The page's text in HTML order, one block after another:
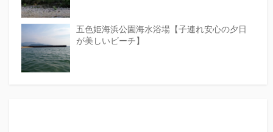
五色姫海浜公園海水浴場【子連れ安心の夕日
が美しいビーチ】